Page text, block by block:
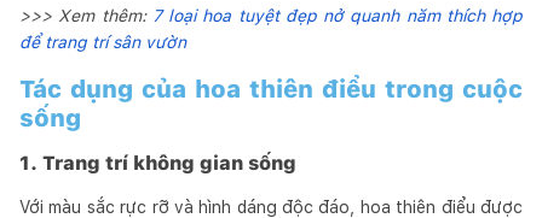
>>> Xem thêm: 7 loại hoa tuyệt đẹp nở quanh năm thích hợp
để trang trí sân vườn
Tác dụng của hoa thiên điểu trong cuộc
sống
1. Trang trí không gian sống
Với màu sắc rực rỡ và hình dáng độc đáo, hoa thiên điểu được